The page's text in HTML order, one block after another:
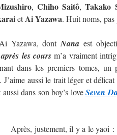
, Chiho Saitô,Takako
etAiYazawa. Huit noms, pas
Yazawa, dontNana est
les coursm’a vraiment
dans les premiers tomes,
aussi le trait léger et
aussi dans son boy’s loveSeven
Après, justement, il y a le yaoi :